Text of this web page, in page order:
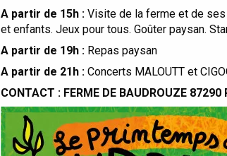
A partir de 15h : Visite de la ferme et de
et enfants. Jeux pour tous. Goûter paysan.
A partir de 19h : Repas paysan
A partir de 21h : Concerts MALOUTT et
CONTACT : FERME DE BAUDROUZE